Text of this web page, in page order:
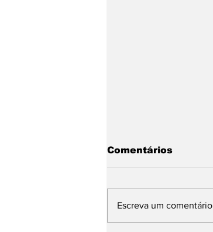
Comentários
Escreva um comentário